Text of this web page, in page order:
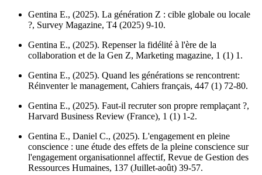
Gentina E., (2025). La génération Z : cible globale ou locale
?, Survey Magazine, T4 (2025) 9-10.
Gentina E., (2025). Repenser la fidélité à l'ère de la
collaboration et de la Gen Z, Marketing magazine, 1 (1) 1.
Gentina E., (2025). Quand les générations se rencontrent:
Réinventer le management, Cahiers français, 447 (1) 72-80.
Gentina E., (2025). Faut-il recruter son propre remplaçant ?,
Harvard Business Review (France), 1 (1) 1-2.
Gentina E., Daniel C., (2025). L'engagement en pleine
conscience : une étude des effets de la pleine conscience sur
l'engagement organisationnel affectif, Revue de Gestion des
Ressources Humaines, 137 (Juillet-août) 39-57.